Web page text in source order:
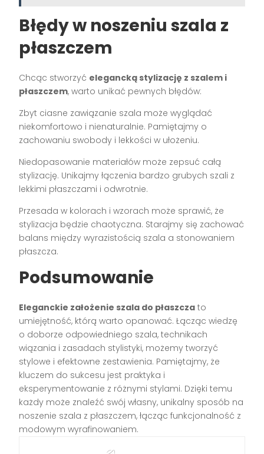
Błędy w noszeniu szala z
płaszczem
Chcąc stworzyć elegancką stylizację z szalem i
płaszczem, warto unikać pewnych błędów:
Zbyt ciasne zawiązanie szala może wyglądać
niekomfortowo i nienaturalnie. Pamiętajmy o
zachowaniu swobody i lekkości w ułożeniu.
Niedopasowanie materiałów może zepsuć całą
stylizację. Unikajmy łączenia bardzo grubych szali z
lekkimi płaszczami i odwrotnie.
Przesada w kolorach i wzorach może sprawić, że
stylizacja będzie chaotyczna. Starajmy się zachować
balans między wyrazistością szala a stonowaniem
płaszcza.
Podsumowanie
Eleganckie założenie szala do płaszcza to
umiejętność, którą warto opanować. Łącząc wiedzę
o doborze odpowiedniego szala, technikach
wiązania i zasadach stylistyki, możemy tworzyć
stylowe i efektowne zestawienia. Pamiętajmy, że
kluczem do sukcesu jest praktyka i
eksperymentowanie z różnymi stylami. Dzięki temu
każdy może znaleźć swój własny, unikalny sposób na
noszenie szala z płaszczem, łącząc funkcjonalność z
modowym wyrafinowaniem.